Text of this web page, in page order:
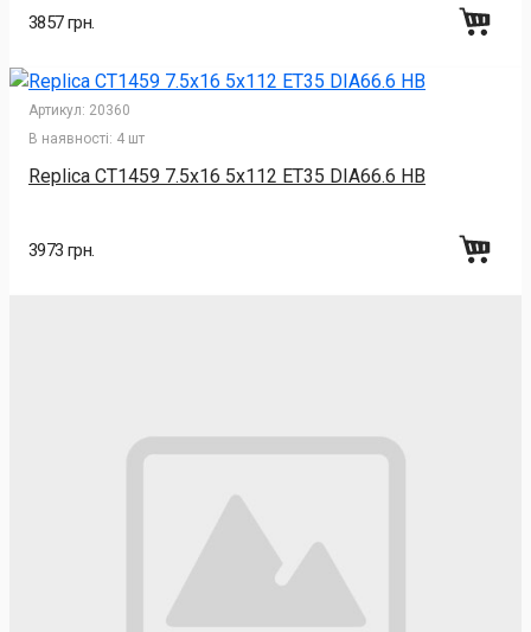
3857 грн.
Артикул: 20360
В наявності: 4 шт
Replica CT1459 7.5x16 5x112 ET35 DIA66.6 HB
3973 грн.